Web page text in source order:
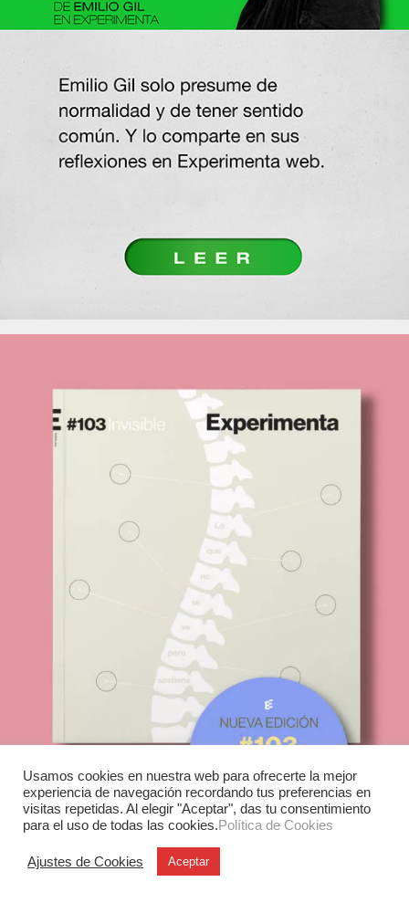
Usamos cookies en nuestra web para ofrecerte la mejor
experiencia de navegación recordando tus preferencias en
visitas repetidas. Al elegir "Aceptar", das tu consentimiento
para el uso de todas las cookies.Política de Cookies
Ajustes de Cookies Aceptar